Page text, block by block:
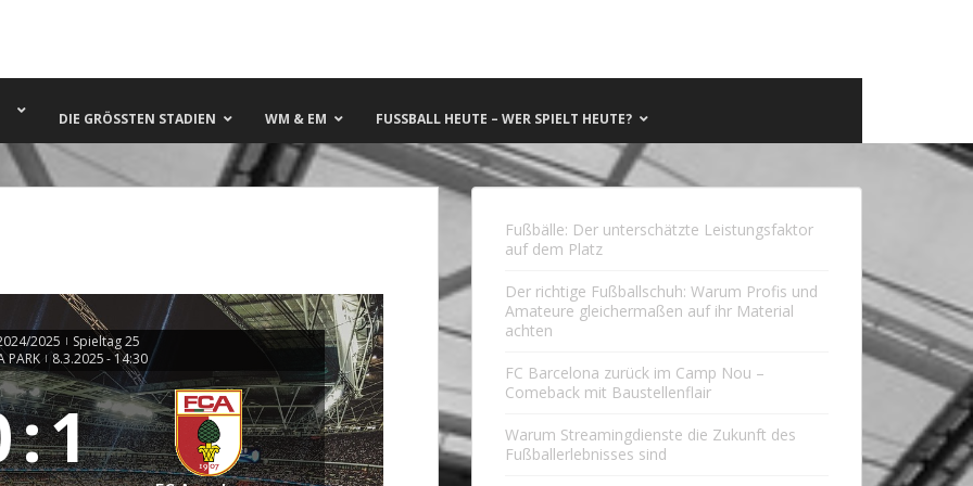
DIE GRÖSSTEN STADIEN WM & EM FUSSBALL HEUTE – WER SPIELT HEUTE?
2025 | Spieltag 25
PARK | 8.3.2025-14:30
:1
Fußbälle: Der unterschätzte Leistungsfaktor
auf dem Platz
Der richtige Fußballschuh: Warum Profis und
Amateure gleichermaßen auf ihr Material
achten
FC Barcelona zurück im Camp Nou –
Comeback mit Baustellenflair
Warum Streamingdienste die Zukunft des
Fußballerlebnisses sind